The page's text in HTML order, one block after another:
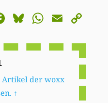
Facebook
BlueskyEmail
Artikel der woxx
↑